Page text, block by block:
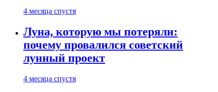
4 месяца спустя
Луна, которую мы потеряли:
почему провалился советский
лунный проект
4 месяца спустя